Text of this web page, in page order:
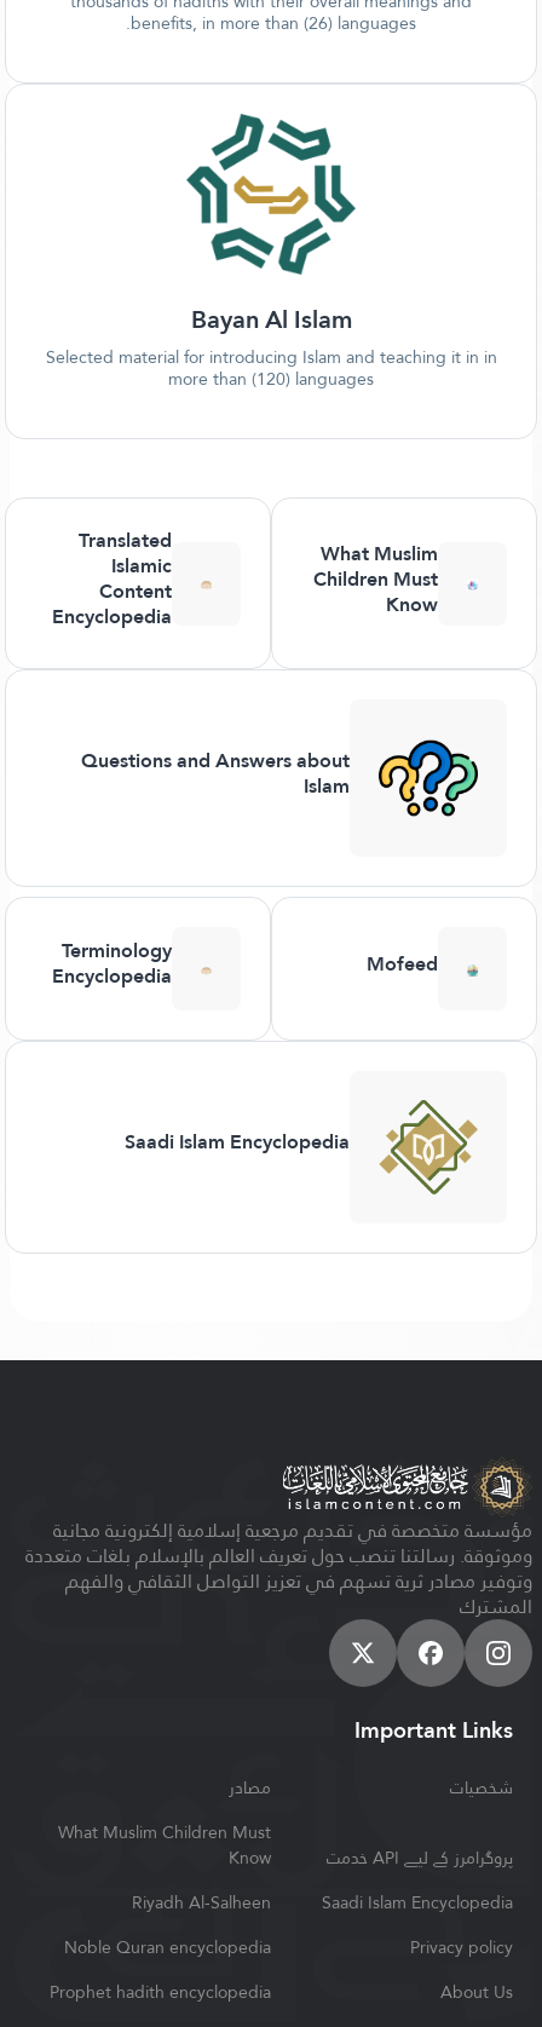
benefits, in more than (26) languages.
Bayan Al Islam
Selected material for introducing Islam and teaching it in in
more than (120) languages
What Muslim
Children Must
Know
Translated
Islamic
Content
Encyclopedia
Questions and Answers about
Islam
Mofeed
Terminology
Encyclopedia
Saadi Islam Encyclopedia
مؤسسة متخصصة في تقديم مرجعية إسلامية إلكترونية مجانية
وموثوقة. رسالتنا تنصب حول تعريف العالم بالإسلام بلغات متعددة
وتوفير مصادر ثرية تسهم في تعزيز التواصل الثقافي والفهم
المشترك
Important Links
شخصیات مصادر
پروگرامرز کے لیے API خدمت
What Muslim Children Must
Know
Saadi Islam Encyclopedia
Riyadh Al-Salheen
Privacy policy
Noble Quran encyclopedia
About Us
Prophet hadith encyclopedia